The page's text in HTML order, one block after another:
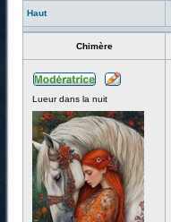
Haut
Chimère
Lueur dans la nuit